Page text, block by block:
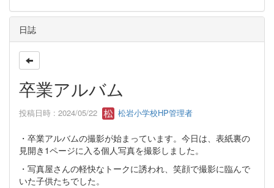
日誌
卒業アルバム
投稿日時 : 2024/05/22 松岩小学校HP管理者
・卒業アルバムの撮影が始まっています。今日は、表紙裏の
見開き1ページに入る個人写真を撮影しました。
・写真屋さんの軽快なトークに誘われ、笑顔で撮影に臨んで
いた子供たちでした。